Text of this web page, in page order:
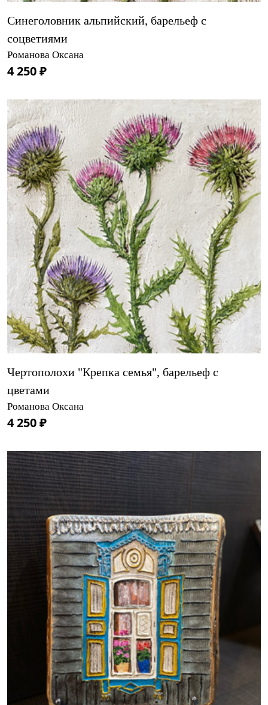
Синеголовник альпийский, барельеф с
соцветиями
Романова Оксана
4 250 ₽
Чертополохи "Крепка семья", барельеф с
цветами
Романова Оксана
4 250 ₽